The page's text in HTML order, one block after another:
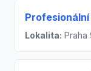
Lokalita: Praha